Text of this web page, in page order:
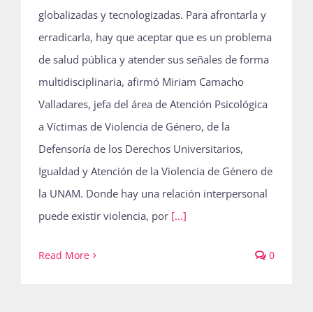
globalizadas y tecnologizadas. Para afrontarla y
erradicarla, hay que aceptar que es un problema
de salud pública y atender sus señales de forma
multidisciplinaria, afirmó Miriam Camacho
Valladares, jefa del área de Atención Psicológica
a Víctimas de Violencia de Género, de la
Defensoría de los Derechos Universitarios,
Igualdad y Atención de la Violencia de Género de
la UNAM. Donde hay una relación interpersonal
puede existir violencia, por [...]
Read More 0